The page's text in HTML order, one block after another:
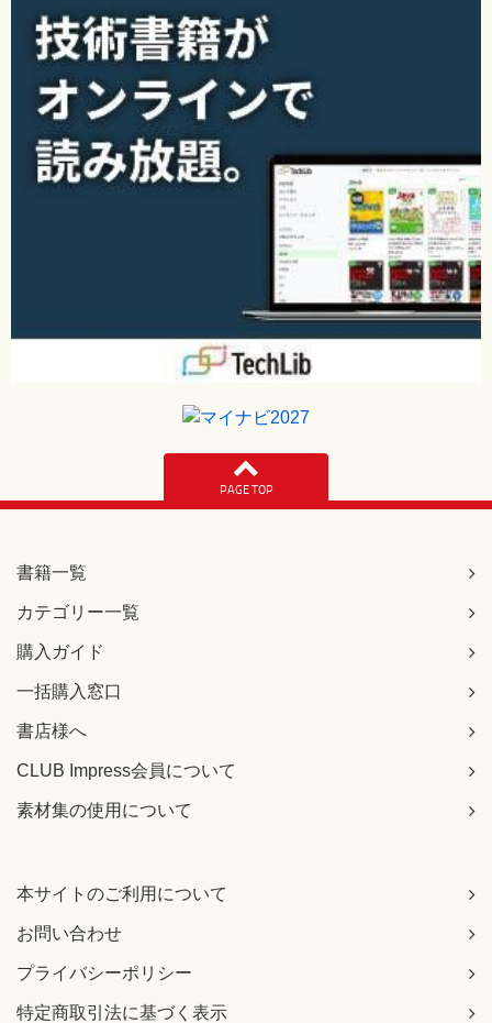
PAGE TOP
書籍一覧
カテゴリー一覧
購入ガイド
一括購入窓口
書店様へ
CLUB Impress会員について
素材集の使用について
本サイトのご利用について
お問い合わせ
プライバシーポリシー
特定商取引法に基づく表示